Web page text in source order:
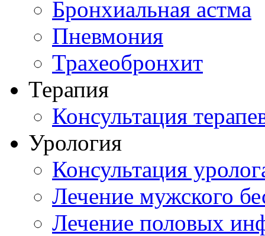
Бронхиальная астма
Пневмония
Трахеобронхит
Терапия
Консультация
Урология
Консультация
Лечение мужского
Лечение половых